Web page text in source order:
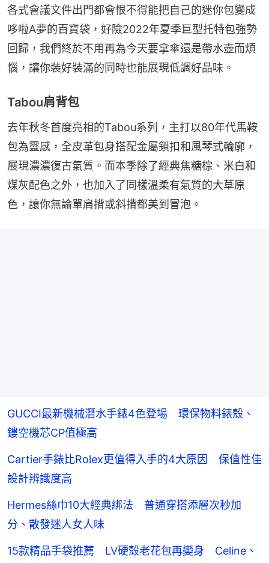
各式會議文件出門都會恨不得能把自己的迷你包變成
哆啦A夢的百寶袋，好險2022年夏季巨型托特包強勢
回歸，我們終於不用再為今天要拿傘還是帶水壺而煩
惱，讓你裝好裝滿的同時也能展現低調好品味。
Tabou肩背包
去年秋冬首度亮相的Tabou系列，主打以80年代馬鞍
包為靈感，全皮革包身搭配金屬鎖扣和風琴式輪廓，
展現濃濃復古氣質。而本季除了經典焦糖棕、米白和
煤灰配色之外，也加入了同樣溫柔有氣質的大草原
色，讓你無論單肩揹或斜揹都美到冒泡。
GUCCI最新機械潛水手錶4色登場 環保物料錶殼、
鏤空機芯CP值極高
Cartier手錶比Rolex更值得入手的4大原因 保值性佳
設計辨識度高
Hermes絲巾10大經典綁法 普通穿搭添層次秒加
分、散發迷人女人味
15款精品手袋推薦 LV硬殼老花包再變身 Celine、